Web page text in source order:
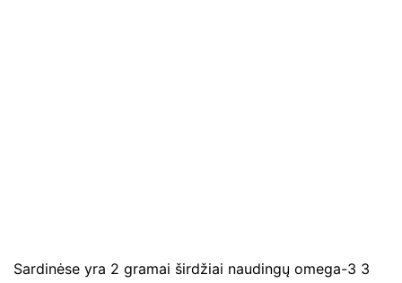
Sardinėse yra 2 gramai širdžiai naudingų omega-3 3